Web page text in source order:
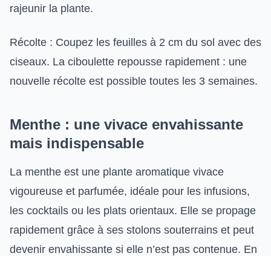
rajeunir la plante.
Récolte : Coupez les feuilles à 2 cm du sol avec des
ciseaux. La ciboulette repousse rapidement : une
nouvelle récolte est possible toutes les 3 semaines.
Menthe : une vivace envahissante
mais indispensable
La menthe est une plante aromatique vivace
vigoureuse et parfumée, idéale pour les infusions,
les cocktails ou les plats orientaux. Elle se propage
rapidement grâce à ses stolons souterrains et peut
devenir envahissante si elle n’est pas contenue. En